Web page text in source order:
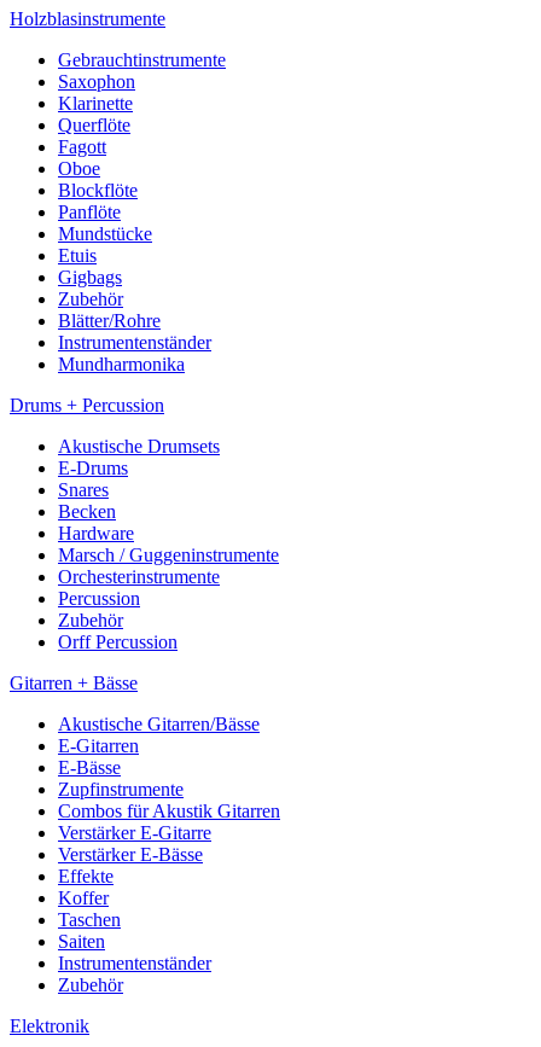
Holzblasinstrumente
Gebrauchtinstrumente
Saxophon
Klarinette
Querflöte
Fagott
Oboe
Blockflöte
Panflöte
Mundstücke
Etuis
Gigbags
Zubehör
Blätter/Rohre
Instrumentenständer
Mundharmonika
Drums + Percussion
Akustische Drumsets
E-Drums
Snares
Becken
Hardware
Marsch / Guggeninstrumente
Orchesterinstrumente
Percussion
Zubehör
Orff Percussion
Gitarren + Bässe
Akustische Gitarren/Bässe
E-Gitarren
E-Bässe
Zupfinstrumente
Combos für Akustik Gitarren
Verstärker E-Gitarre
Verstärker E-Bässe
Effekte
Koffer
Taschen
Saiten
Instrumentenständer
Zubehör
Elektronik